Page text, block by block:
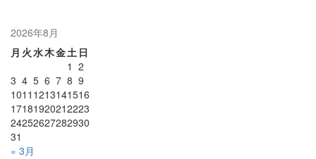
2026年8月
月 火水木金土 日
1 2
3 4 5 6 7 8 9
1011 1213141516
17181920212223
24252627282930
31
« 3月